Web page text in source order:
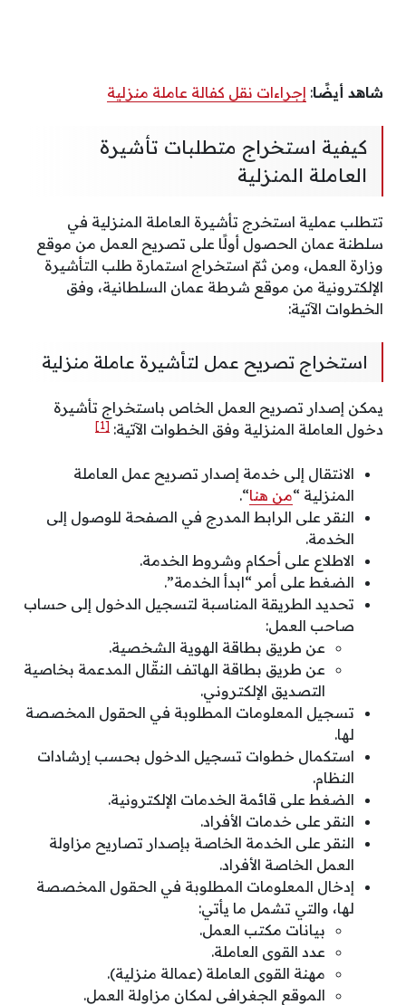
شاهد أيضًا: إجراءات نقل كفالة عاملة منزلية
كيفية استخراج متطلبات تأشيرة
العاملة المنزلية
تتطلب عملية استخرج تأشيرة العاملة المنزلية في
سلطنة عمان الحصول أولًا على تصريح العمل من موقع
وزارة العمل، ومن ثمّ استخراج استمارة طلب التأشيرة
الإلكترونية من موقع شرطة عمان السلطانية، وفق
الخطوات الآتية:
استخراج تصريح عمل لتأشيرة عاملة منزلية
يمكن إصدار تصريح العمل الخاص باستخراج تأشيرة
دخول العاملة المنزلية وفق الخطوات الآتية: [1]
الانتقال إلى خدمة إصدار تصريح عمل العاملة
المنزلية “من هنا“.
النقر على الرابط المدرج في الصفحة للوصول إلى
الخدمة.
الاطلاع على أحكام وشروط الخدمة.
الضغط على أمر “ابدأ الخدمة”.
تحديد الطريقة المناسبة لتسجيل الدخول إلى حساب
صاحب العمل:
عن طريق بطاقة الهوية الشخصية.
عن طريق بطاقة الهاتف النقّال المدعمة بخاصية
التصديق الإلكتروني.
تسجيل المعلومات المطلوبة في الحقول المخصصة
لها.
استكمال خطوات تسجيل الدخول بحسب إرشادات
النظام.
الضغط على قائمة الخدمات الإلكترونية.
النقر على خدمات الأفراد.
النقر على الخدمة الخاصة بإصدار تصاريح مزاولة
العمل الخاصة الأفراد.
إدخال المعلومات المطلوبة في الحقول المخصصة
لها، والتي تشمل ما يأتي:
بيانات مكتب العمل.
عدد القوى العاملة.
مهنة القوى العاملة (عمالة منزلية).
الموقع الجغرافي لمكان مزاولة العمل.